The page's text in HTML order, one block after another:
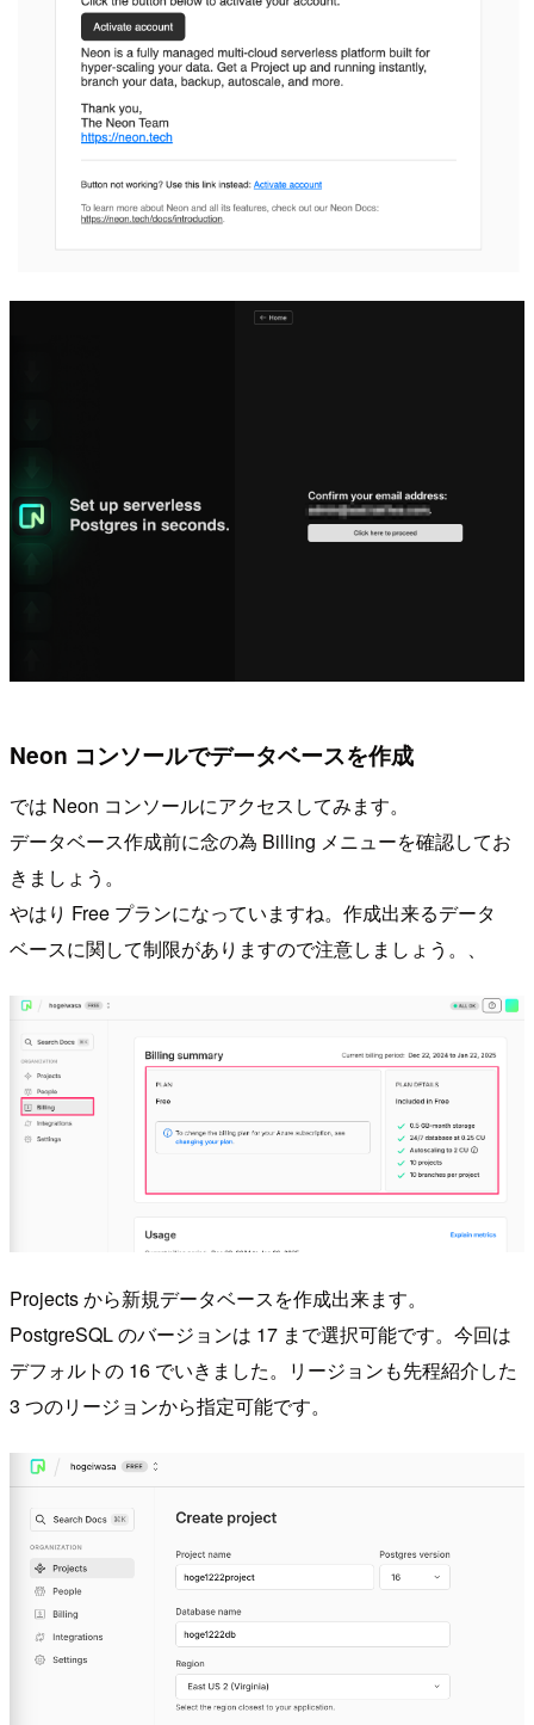
Neon コンソールでデータベースを作成
では Neon コンソールにアクセスしてみます。
データベース作成前に念の為 Billing メニューを確認してお
きましょう。
やはり Free プランになっていますね。作成出来るデータ
ベースに関して制限がありますので注意しましょう。、
Projects から新規データベースを作成出来ます。
PostgreSQL のバージョンは 17 まで選択可能です。今回は
デフォルトの 16 でいきました。リージョンも先程紹介した
3 つのリージョンから指定可能です。